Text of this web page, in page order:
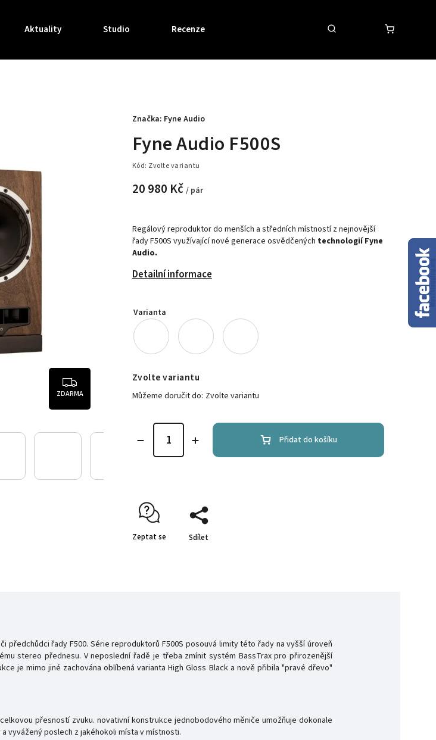
Aktuality Studio Recenze Kontakty
ZDARMA
Fyne Audio F500S
Kód: Zvolte variantu
20 980 Kč / pár
Regálový reproduktor do menších a středních místností z nejnovější
řady F500S využívající nové generace osvědčených technologií Fyne
Audio.
Detailní informace
Značka: Fyne Audio
Varianta
Zvolte variantu
Můžeme doručit do: Zvolte variantu
Přidat do košíku
Zeptat se Sdílet
řady F500. Série reproduktorů F500S posouvá limity této řady na vyšší úroveň
stereo přednesu. V neposlední řadě je třeba zmínit systém BassTrax pro přirozenější
je mimo jiné zachována oblíbená varianta High Gloss Black a nově přibila "pravé dřevo"
přesností zvuku. novativní konstrukce jednobodového měniče umožňuje dokonale
vyvážený poslech z jakéhokoli místa v místnosti.